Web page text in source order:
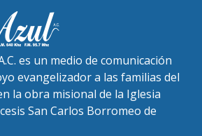
es un medio de comunicación
evangelizador a las familias del
la obra misional de la Iglesia
San Carlos Borromeo de